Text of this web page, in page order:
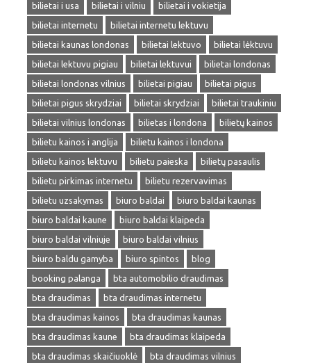
bilietai i usa
bilietai i vilniu
bilietai i vokietija
bilietai internetu
bilietai internetu lektuvu
bilietai kaunas londonas
bilietai lektuvo
bilietai lėktuvu
bilietai lektuvu pigiau
bilietai lektuvui
bilietai londonas
bilietai londonas vilnius
bilietai pigiau
bilietai pigus
bilietai pigus skrydziai
bilietai skrydziai
bilietai traukiniu
bilietai vilnius londonas
bilietas i londona
bilietų kainos
bilietu kainos i anglija
bilietu kainos i londona
bilietu kainos lektuvu
bilietu paieska
bilietų pasaulis
bilietu pirkimas internetu
bilietu rezervavimas
bilietu uzsakymas
biuro baldai
biuro baldai kaunas
biuro baldai kaune
biuro baldai klaipeda
biuro baldai vilniuje
biuro baldai vilnius
biuro baldu gamyba
biuro spintos
blog
booking palanga
bta automobilio draudimas
bta draudimas
bta draudimas internetu
bta draudimas kainos
bta draudimas kaunas
bta draudimas kaune
bta draudimas klaipeda
bta draudimas skaičiuoklė
bta draudimas vilnius